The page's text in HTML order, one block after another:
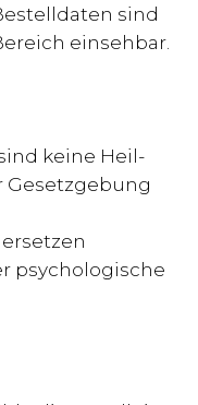
sind
einsehbar.
keine Heil-
Gesetzgebung
psychologische